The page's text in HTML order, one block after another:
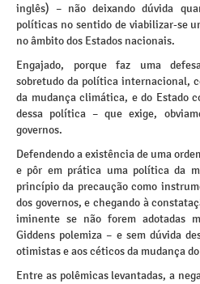
inglês) – não deixando dúvida
políticas no sentido de viabilizar-se
no âmbito dos Estados nacionais.
Engajado, porque faz uma
sobretudo da política internacional,
da mudança climática, e do Estado
dessa política – que exige,
governos.
Defendendo a existência de uma
e pôr em prática uma política da
princípio da precaução como
dos governos, e chegando à
iminente se não forem adotadas
Giddens polemiza – e sem dúvida
otimistas e aos céticos da mudança
Entre as polêmicas levantadas, a